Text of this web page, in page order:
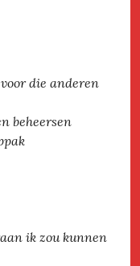
die anderen
beheersen
ik zou kunnen